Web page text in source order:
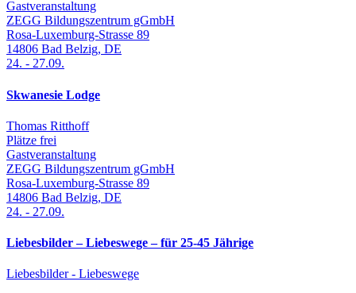
Gastveranstaltung
ZEGG Bildungszentrum gGmbH
Rosa-Luxemburg-Strasse 89
14806 Bad Belzig, DE
24. - 27.09.
Skwanesie Lodge
Thomas Ritthoff
Plätze frei
Gastveranstaltung
ZEGG Bildungszentrum gGmbH
Rosa-Luxemburg-Strasse 89
14806 Bad Belzig, DE
24. - 27.09.
Liebesbilder – Liebeswege – für 25-45 Jährige
Liebesbilder - Liebeswege